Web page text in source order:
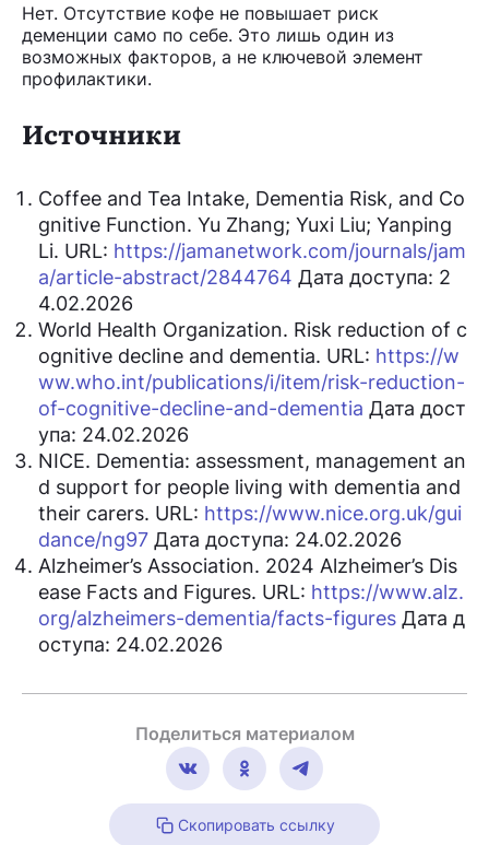
Нет. Отсутствие кофе не повышает риск
деменции само по себе. Это лишь один из
возможных факторов, а не ключевой элемент
профилактики.
Источники
Coffee and Tea Intake, Dementia Risk, and Co
gnitive Function. Yu Zhang; Yuxi Liu; Yanping
Li. URL: https://jamanetwork.com/journals/jam
a/article-abstract/2844764 Дата доступа: 2
4.02.2026
World Health Organization. Risk reduction of c
ognitive decline and dementia. URL: https://w
ww.who.int/publications/i/item/risk-reduction-
of-cognitive-decline-and-dementia Дата дост
упа: 24.02.2026
NICE. Dementia: assessment, management an
d support for people living with dementia and
their carers. URL: https://www.nice.org.uk/gui
dance/ng97 Дата доступа: 24.02.2026
Alzheimer’s Association. 2024 Alzheimer’s Dis
ease Facts and Figures. URL: https://www.alz.
org/alzheimers-dementia/facts-figures Дата д
оступа: 24.02.2026
Поделиться материалом
Скопировать ссылку